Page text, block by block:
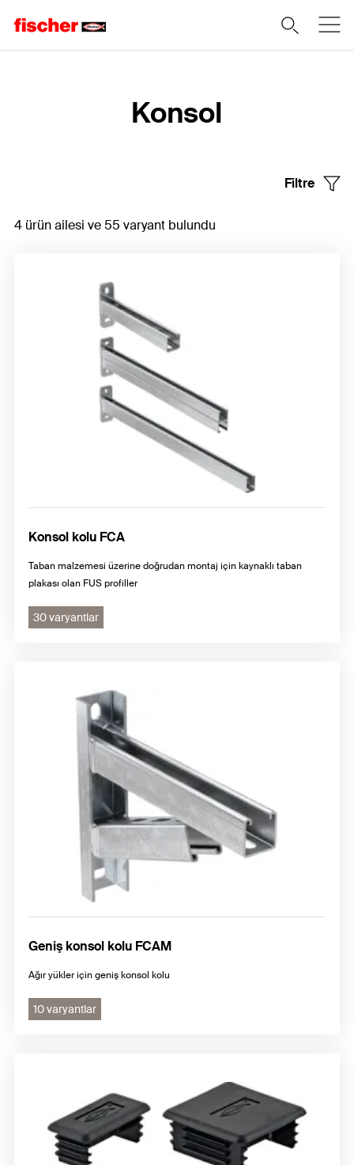
Konsol
Filtre
4 ürün ailesi ve 55 varyant bulundu
Konsol kolu FCA
Taban malzemesi üzerine doğrudan montaj için kaynaklı taban
plakası olan FUS profiller
30 varyantlar
Geniş konsol kolu FCAM
Ağır yükler için geniş konsol kolu
10 varyantlar